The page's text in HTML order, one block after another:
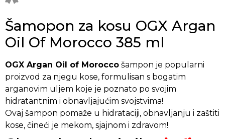
Šamopon za kosu OGX Argan
Oil Of Morocco 385 ml
OGX Argan Oil of Morocco šampon je popularni
proizvod za njegu kose, formulisan s bogatim
arganovim uljem koje je poznato po svojim
hidratantnim i obnavljajućim svojstvima!
Ovaj šampon pomaže u hidrataciji, obnavljanju i zaštiti
kose, čineći je mekom, sjajnom i zdravom!